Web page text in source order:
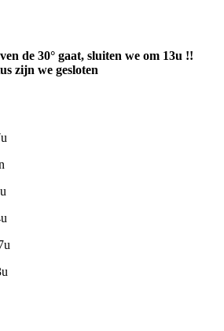
de 30° gaat, sluiten we om 13u !!
zijn we gesloten